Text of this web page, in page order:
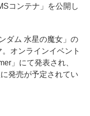
コンテナ」を公開し
ダム 水星の魔女」の
オンラインイベント
」にて発表され、
発売が予定されてい